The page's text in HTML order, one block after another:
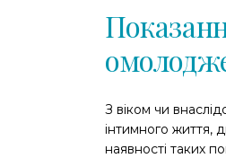
З віком чи
інтимного життя,
наявності таких